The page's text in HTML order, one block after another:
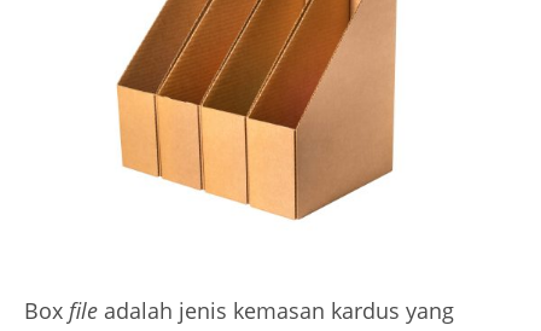
Box file adalah jenis kemasan kardus yang